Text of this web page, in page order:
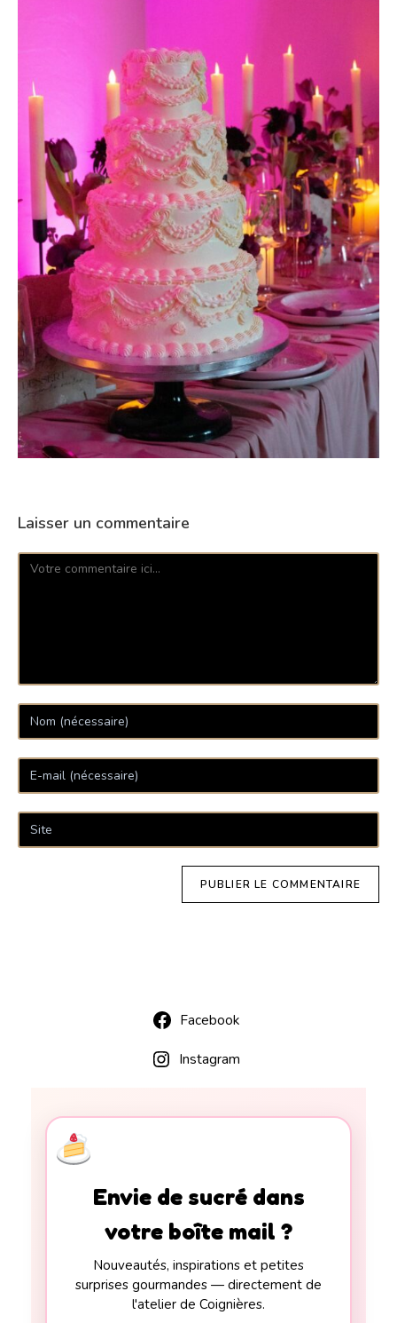
Laisser un commentaire
Facebook
Instagram
Envie de sucré dans
votre boîte mail ?
Nouveautés, inspirations et petites
surprises gourmandes — directement de
l'atelier de Coignières.